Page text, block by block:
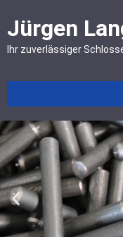
Jürgen
Ihr zuverlässiger